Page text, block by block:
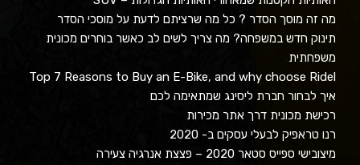
מה זה מוסך הסדר ? כל מה שרציתם לדעת על מוסכי הסדר
תינוק חדש במשפחה? מה צריך לשים לב כאשר בוחרים מכונית
משפחתית
Top 7 Reasons to Buy an E-Bike, and why choose Ridel
איך לבחור חברת ליסינג שמתאימה לכם
רכישת מכונית דרך אתר מכירות
רנו טראפיק לבעלי עסקים ב- 2020
מיצובישי ספייס סטאר 2020 – פצצת אנרגיה צעירה